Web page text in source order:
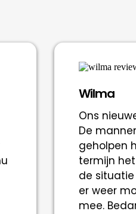
Wilma
Ons
De
geholpen
termijn
de
er weer
mee.